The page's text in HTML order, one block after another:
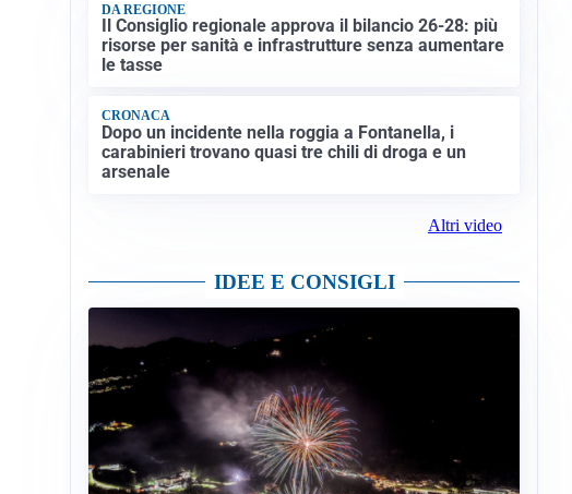
DA REGIONE
Il Consiglio regionale approva il bilancio 26-28: più
risorse per sanità e infrastrutture senza aumentare
le tasse
CRONACA
Dopo un incidente nella roggia a Fontanella, i
carabinieri trovano quasi tre chili di droga e un
arsenale
Altri video
IDEE E CONSIGLI